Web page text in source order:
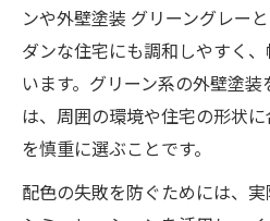
ンや外壁塗装 グリーングレー
ダンな住宅にも調和しやすく
います。グリーン系の外壁塗
は、周囲の環境や住宅の形状
を慎重に選ぶことです。
配色の失敗を防ぐためには、